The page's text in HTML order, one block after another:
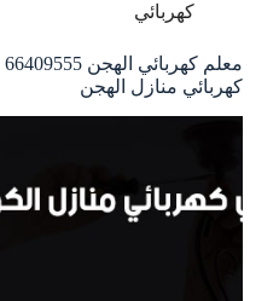
كهربائي
كهربائي منازل الهجن